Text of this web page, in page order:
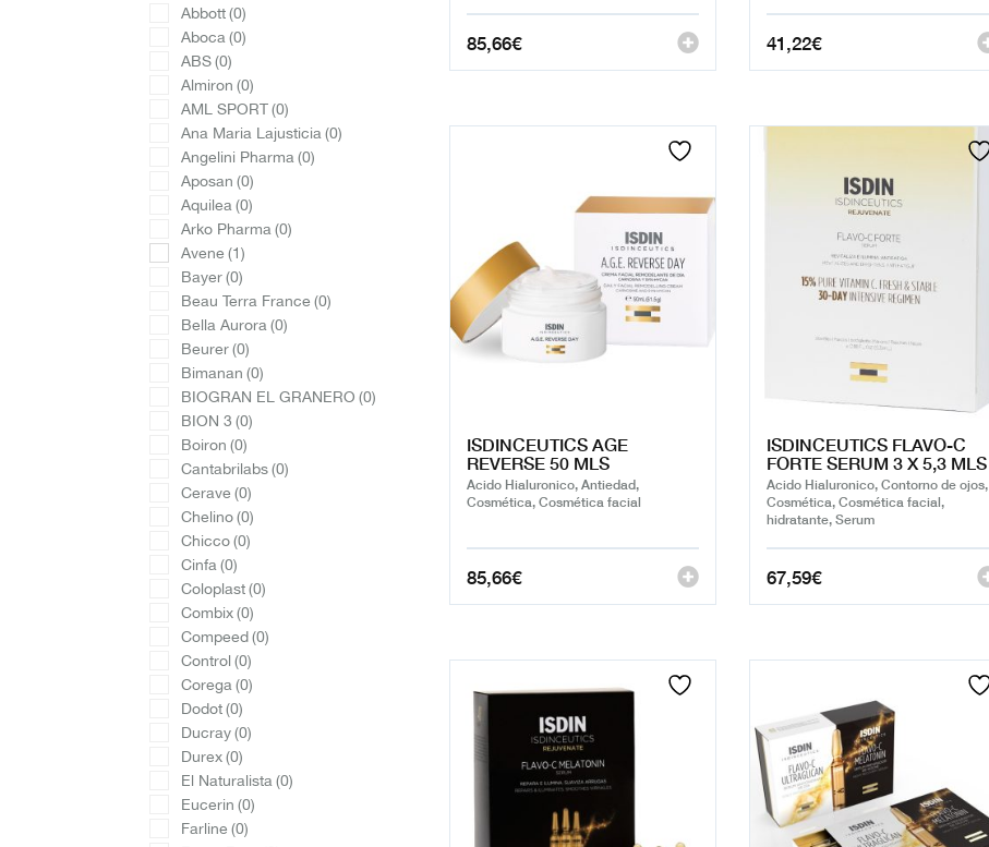
Abbott(0)
Aboca(0)
ABS(0)
Almiron(0)
AML SPORT(0)
Ana Maria Lajusticia(0)
Angelini Pharma(0)
Aposan(0)
Aquilea(0)
Arko Pharma(0)
Avene(1)
Bayer(0)
Beau Terra France(0)
Bella Aurora(0)
Beurer(0)
Bimanan(0)
BIOGRAN EL GRANERO(0)
BION 3(0)
Boiron(0)
Cantabrilabs(0)
Cerave(0)
Chelino(0)
Chicco(0)
Cinfa(0)
Coloplast(0)
Combix(0)
Compeed(0)
Control(0)
Corega(0)
Dodot(0)
Ducray(0)
Durex(0)
El Naturalista(0)
Eucerin(0)
Farline(0)
85,66€ 41,22€
ISDINCEUTICS AGE
REVERSE 50 MLS
Acido Hialuronico, Antiedad,
Cosmética, Cosmética facial
85,66€
ISDINCEUTICS FLAVO-C
FORTE SERUM 3 X 5,3 MLS
Acido Hialuronico, Contorno de ojos,
Cosmética, Cosmética facial,
hidratante, Serum
67,59€